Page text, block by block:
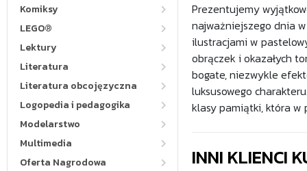
Komiksy
LEGO®
Lektury
Literatura
Literatura obcojęzyczna
Logopedia i pedagogika
Modelarstwo
Multimedia
Oferta Nagrodowa
Prezentujemy
najważniejszego dnia
ilustracjami w
obrączek i okazałych
bogate, niezwykle
luksusowego
klasy pamiątki, która w
INNI KLIENCI